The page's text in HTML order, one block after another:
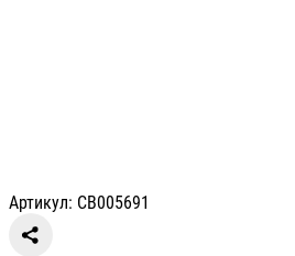
Артикул: СВ005691